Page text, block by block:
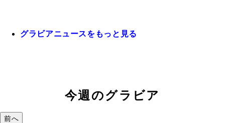
グラビアニュースをもっと見る
今週のグラビア
前へ